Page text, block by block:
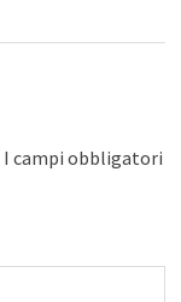
I campi obbligatori